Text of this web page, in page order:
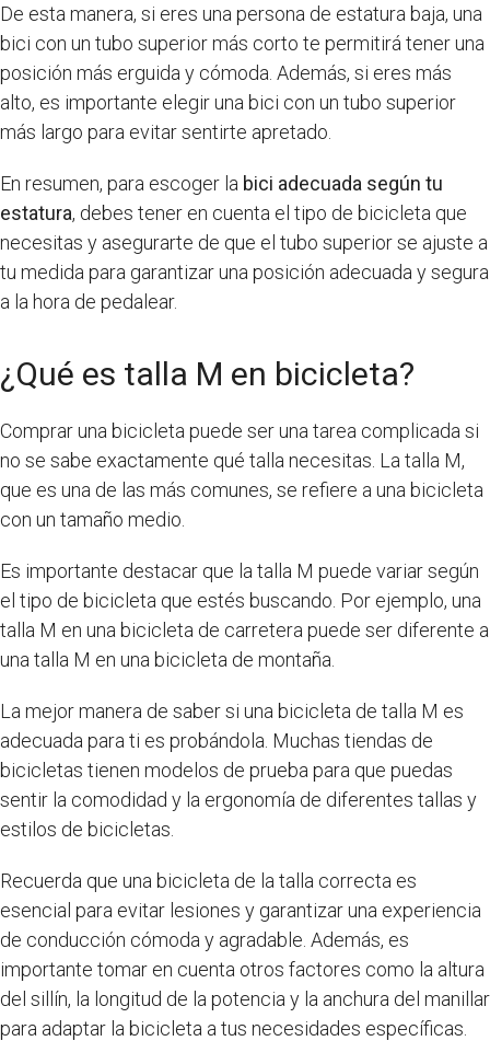
De esta manera, si eres una persona de estatura baja, una
bici con un tubo superior más corto te permitirá tener una
posición más erguida y cómoda. Además, si eres más
alto, es importante elegir una bici con un tubo superior
más largo para evitar sentirte apretado.
En resumen, para escoger la bici adecuada según tu
estatura, debes tener en cuenta el tipo de bicicleta que
necesitas y asegurarte de que el tubo superior se ajuste a
tu medida para garantizar una posición adecuada y segura
a la hora de pedalear.
¿Qué es talla M en bicicleta?
Comprar una bicicleta puede ser una tarea complicada si
no se sabe exactamente qué talla necesitas. La talla M,
que es una de las más comunes, se refiere a una bicicleta
con un tamaño medio.
Es importante destacar que la talla M puede variar según
el tipo de bicicleta que estés buscando. Por ejemplo, una
talla M en una bicicleta de carretera puede ser diferente a
una talla M en una bicicleta de montaña.
La mejor manera de saber si una bicicleta de talla M es
adecuada para ti es probándola. Muchas tiendas de
bicicletas tienen modelos de prueba para que puedas
sentir la comodidad y la ergonomía de diferentes tallas y
estilos de bicicletas.
Recuerda que una bicicleta de la talla correcta es
esencial para evitar lesiones y garantizar una experiencia
de conducción cómoda y agradable. Además, es
importante tomar en cuenta otros factores como la altura
del sillín, la longitud de la potencia y la anchura del manillar
para adaptar la bicicleta a tus necesidades específicas.